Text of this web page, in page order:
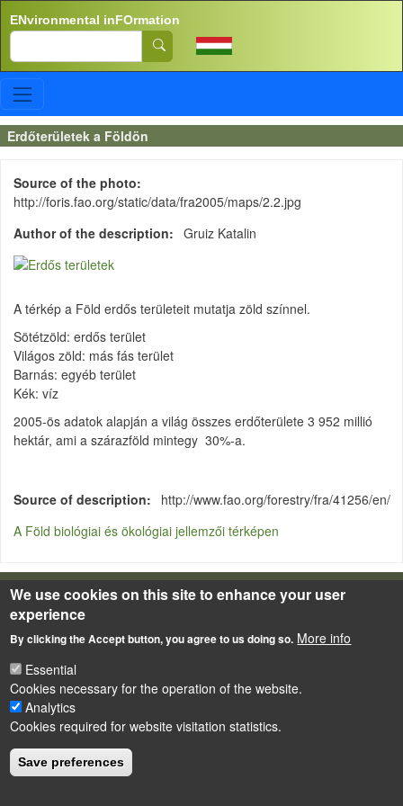
ENvironmental inFOrmation
Search
Erdőterületek a Földön
Source of the photo
http://foris.fao.org/static/data/fra2005/maps/2.2.jpg
Author of the description
Gruiz Katalin
A térkép a Föld erdős területeit mutatja zöld színnel.
Sötétzöld: erdős terület
Világos zöld: más fás terület
Barnás: egyéb terület
Kék: víz
2005-ös adatok alapján a világ összes erdőterülete 3 952 millió
hektár, ami a szárazföld mintegy 30%-a.
Source of description
http://www.fao.org/forestry/fra/41256/en/
A Föld biológiai és ökológiai jellemzői térképen
LÁBLÉC
Impressum
Powered by Drupal
We use cookies on this site to enhance your user
experience
By clicking the Accept button, you agree to us doing so. More info
Essential
Cookies necessary for the operation of the website.
Analytics
Cookies required for website visitation statistics.
Save preferences